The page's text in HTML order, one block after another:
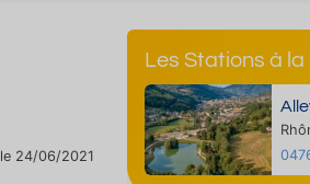
le 24/06/2021
Les Stations à la